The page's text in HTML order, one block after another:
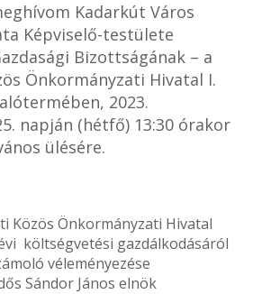
Kadarkút Város
Képviselő-testülete
Bizottságának – a
Önkormányzati Hivatal I.
2023.
napján (hétfő) 13:30 órakor
ülésére.
Közös Önkormányzati Hivatal
költségvetési gazdálkodásáról
véleményezése
Sándor János elnök